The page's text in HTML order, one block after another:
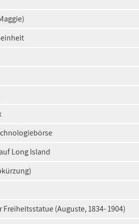
Long Island
Freiheitsstatue (Auguste, 1834- 1904)